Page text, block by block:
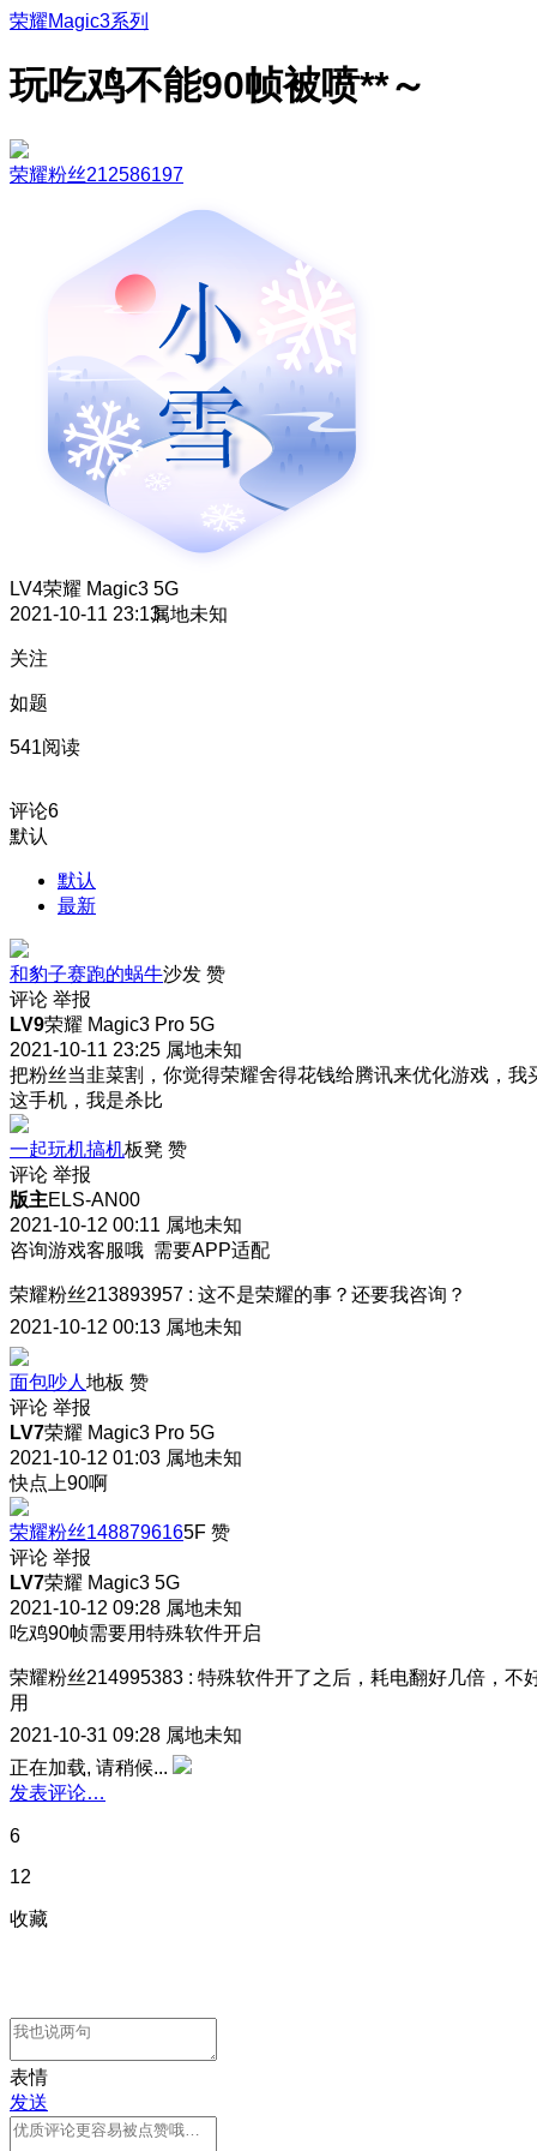
荣耀Magic3系列
玩吃鸡不能90帧被喷**～
荣耀粉丝212586197
LV4荣耀 Magic3 5G
2021-10-11 23:13属地未知
关注
如题
541阅读
评论6
默认
默认
最新
和豹子赛跑的蜗牛沙发 赞
评论 举报
LV9荣耀 Magic3 Pro 5G
2021-10-11 23:25 属地未知
把粉丝当韭菜割，你觉得荣耀舍得花钱给腾讯来优化游戏，我
这手机，我是杀比
一起玩机搞机板凳 赞
评论 举报
版主ELS-AN00
2021-10-12 00:11 属地未知
咨询游戏客服哦 需要APP适配
荣耀粉丝213893957 : 这不是荣耀的事？还要我咨询？
2021-10-12 00:13 属地未知
面包吵人 地板 赞
评论 举报
LV7荣耀 Magic3 Pro 5G
2021-10-12 01:03 属地未知
快点上90啊
荣耀粉丝1488796165F 赞
评论 举报
LV7荣耀 Magic3 5G
2021-10-12 09:28 属地未知
吃鸡90帧需要用特殊软件开启
荣耀粉丝214995383 : 特殊软件开了之后，耗电翻好几倍，不
用
2021-10-31 09:28 属地未知
正在加载, 请稍候...
发表评论…
6
12
收藏
表情
发送